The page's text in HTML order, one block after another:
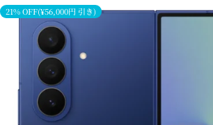
21% OFF(¥56,000円 引き)